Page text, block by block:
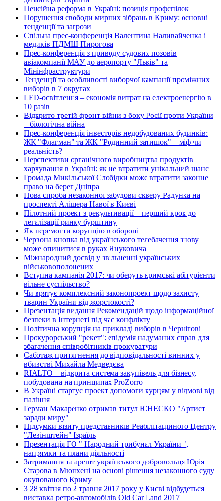
Пенсійна реформа в Україні: позиція профспілок
Порушення свободи мирних зібрань в Криму: основні
тенденції та загрози
Спільна прес-конференція Валентина Наливайченка і
медиків ПДМШ Пирогова
Прес-конференція з приводу судових позовів
авіакомпанії МАУ до аеропорту "Львів" та
Мінінфраструктури
Тенденції та особливості виборчої кампанії проміжних
виборів в 7 округах
LED-освітлення – економія витрат на електроенергію в
10 разів
Відкрито третій фронт війни з боку Росії проти України
– біологічна війна
Прес-конференція інвесторів недобудованих будинків:
ЖК "Флагман" та ЖК "Родинний затишок" – міф чи
реальність?
Перспективи органічного виробництва продуктів
харчування в Україні: як не втратити унікальний шанс
Громада Микільської Слобідки може втратити законне
право на берег Дніпра
Нова спроба незаконної забудови скверу Радунка на
проспекті Алішера Навої в Києві
Пілотний проект з рекультивації – перший крок до
легалізації ринку бурштину
Як перемогти корупцію в обороні
Червона кнопка від українського телебачення знову
може опинитися в руках Януковича
Міжнародний досвід у звільненні українських
військовополонених
Вступна кампанія 2017: чи оберуть кримські абітурієнти
вільне суспільство?
Чи врятує комплексний законопроект щодо захисту
тварин України від жорстокості?
Презентація видання Рекомендацій щодо інформаційної
безпеки в Інтернеті під час конфлікту
Політична корупція на прикладі виборів в Чернігові
Прокурорський "рекет": епідемія надуманих справ для
збагачення співробітників прокуратури
Саботаж притягнення до відповідальності винних у
вбивстві Михайла Медведєва
RIALTO – відкрита система закупівель для бізнесу,
побудована на принципах ProZorro
В Україні стартує проект допомоги курцям у відмові від
паління
Герман Макаренко отримав титул ЮНЕСКО "Артист
заради миру"
Підсумки візиту представників Реабілітаційного Центру
"Левінштейн" Ізраїль
Презентація ГО " Народний трибунал України ",
напрямки та плани діяльності
Затримання та арешт українського добровольця Юрія
Старова в Мюнхені на основі рішення незаконного суду
окупованого Криму
З 28 квітня по 2 травня 2017 року у Києві відбудеться
виставка ретро-автомобілів Old Car Land 2017